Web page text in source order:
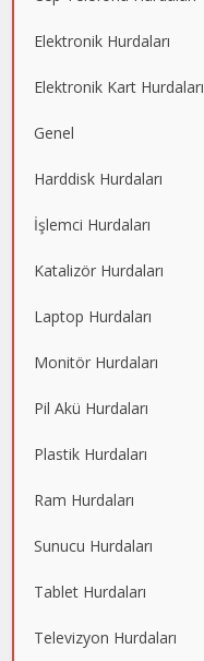
Elektronik Hurdaları
Elektronik Kart Hurdaları
Genel
Harddisk Hurdaları
İşlemci Hurdaları
Katalizör Hurdaları
Laptop Hurdaları
Monitör Hurdaları
Pil Akü Hurdaları
Plastik Hurdaları
Ram Hurdaları
Sunucu Hurdaları
Tablet Hurdaları
Televizyon Hurdaları